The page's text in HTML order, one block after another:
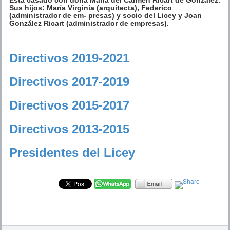
Sus hijos: María Virginia (arquitecta), Federico
(administrador de em- presas) y socio del Licey y Joan
González Ricart (administrador de empresas).
Directivos 2019-2021
Directivos 2017-2019
Directivos 2015-2017
Directivos 2013-2015
Presidentes del Licey